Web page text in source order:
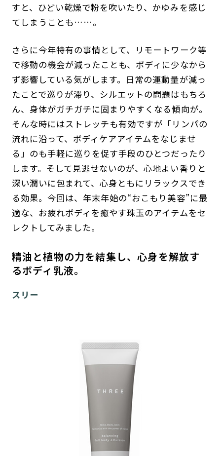
すと、ひどい乾燥で粉を吹いたり、かゆみを感じ
てしまうことも……。
さらに今年特有の事情として、リモートワーク等
で移動の機会が減ったことも、ボディに少なから
ず影響している気がします。日常の運動量が減っ
たことで巡りが滞り、シルエットの問題はもちろ
ん、身体がガチガチに固まりやすくなる傾向が。
そんな時にはストレッチも有効ですが「リンパの
流れに沿って、ボディケアアイテムをなじませ
る」のも手軽に巡りを促す手段のひとつだったり
します。そして見逃せないのが、心地よい香りと
深い潤いに包まれて、心身ともにリラックスでき
る効果。今回は、年末年始の“おこもり美容”に最
適な、お疲れボディを癒やす珠玉のアイテムをセ
レクトしてみました。
精油と植物の力を結集し、心身を解放す
るボディ乳液。
スリー